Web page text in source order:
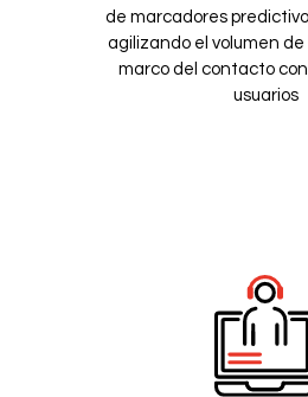
de marcadores
agilizando el volumen de
marco del contacto
usuarios